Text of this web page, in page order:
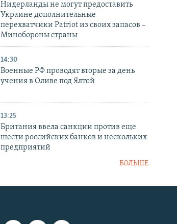
Нидерланды не могут предоставить
Украине дополнительные
перехватчики Patriot из своих запасов –
Минобороны страны
14:30
Военные РФ проводят вторые за день
учения в Оливе под Ялтой
13:25
Британия ввела санкции против еще
шести российских банков и нескольких
предприятий
БОЛЬШЕ